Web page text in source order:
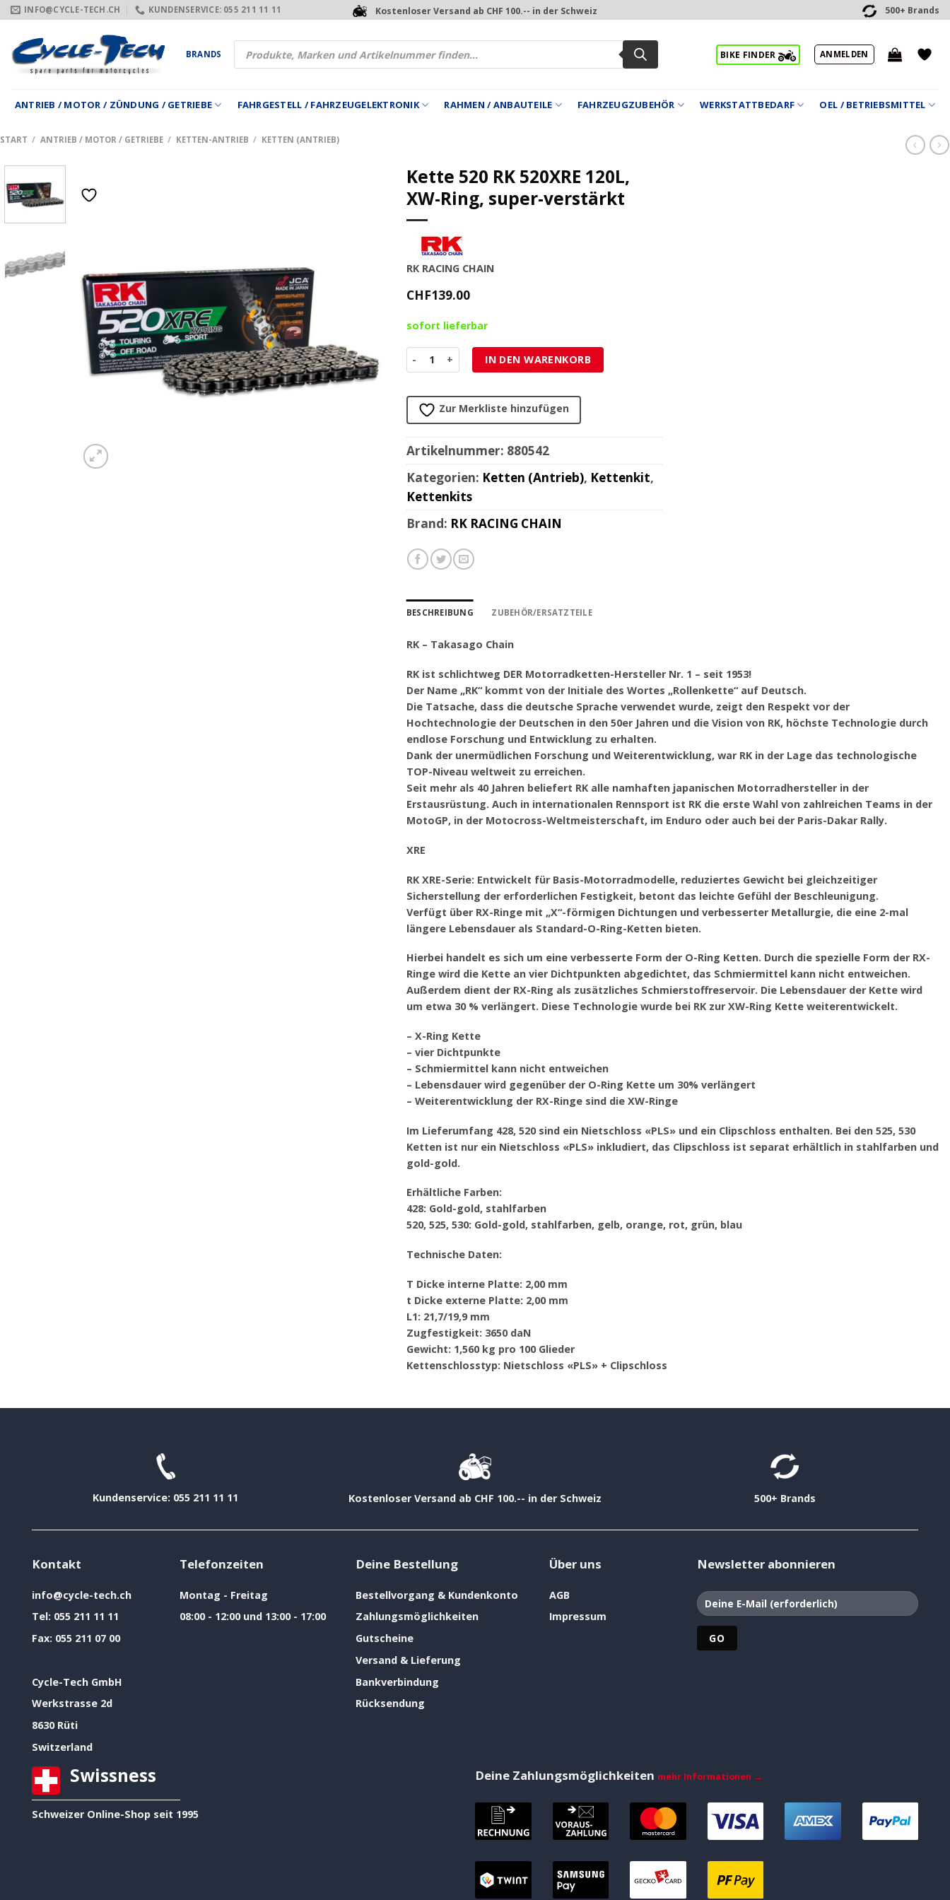
Zum
Inhalt
springen
INFO@CYCLE-TECH.CH KUNDENSERVICE: 055 211 11 11 Kostenloser Versand ab CHF 100.-- in der Schweiz 500+ Brands
BRANDS
Products
search
BIKE FINDER ANMELDEN
ANTRIEB / MOTOR / ZÜNDUNG / GETRIEBE FAHRGESTELL / FAHRZEUGELEKTRONIK RAHMEN / ANBAUTEILE FAHRZEUGZUBEHÖR WERKSTATTBEDARF OEL / BETRIEBSMITTEL
START / ANTRIEB / MOTOR / GETRIEBE / KETTEN-ANTRIEB / KETTEN (ANTRIEB)
Kette 520 RK 520XRE 120L,
XW-Ring, super-verstärkt
RK RACING CHAIN
CHF139.00
sofort lieferbar
Kette 520 RK 520XRE 120L, XW-Ring, super-verstärkt Menge
IN DEN WARENKORB
Zur Merkliste hinzufügen
Artikelnummer: 880542
Kategorien: Ketten (Antrieb), Kettenkit,
Kettenkits
Brand: RK RACING CHAIN
BESCHREIBUNG ZUBEHÖR/ERSATZTEILE
RK – Takasago Chain
RK ist schlichtweg DER Motorradketten-Hersteller Nr. 1 – seit 1953!
Der Name „RK“ kommt von der Initiale des Wortes „Rollenkette“ auf Deutsch.
Die Tatsache, dass die deutsche Sprache verwendet wurde, zeigt den Respekt vor der
Hochtechnologie der Deutschen in den 50er Jahren und die Vision von RK, höchste Technologie durch
endlose Forschung und Entwicklung zu erhalten.
Dank der unermüdlichen Forschung und Weiterentwicklung, war RK in der Lage das technologische
TOP-Niveau weltweit zu erreichen.
Seit mehr als 40 Jahren beliefert RK alle namhaften japanischen Motorradhersteller in der
Erstausrüstung. Auch in internationalen Rennsport ist RK die erste Wahl von zahlreichen Teams in der
MotoGP, in der Motocross-Weltmeisterschaft, im Enduro oder auch bei der Paris-Dakar Rally.
XRE
RK XRE-Serie: Entwickelt für Basis-Motorradmodelle, reduziertes Gewicht bei gleichzeitiger
Sicherstellung der erforderlichen Festigkeit, betont das leichte Gefühl der Beschleunigung.
Verfügt über RX-Ringe mit „X“-förmigen Dichtungen und verbesserter Metallurgie, die eine 2-mal
längere Lebensdauer als Standard-O-Ring-Ketten bieten.
Hierbei handelt es sich um eine verbesserte Form der O-Ring Ketten. Durch die spezielle Form der RX-
Ringe wird die Kette an vier Dichtpunkten abgedichtet, das Schmiermittel kann nicht entweichen.
Außerdem dient der RX-Ring als zusätzliches Schmierstoffreservoir. Die Lebensdauer der Kette wird
um etwa 30 % verlängert. Diese Technologie wurde bei RK zur XW-Ring Kette weiterentwickelt.
– X-Ring Kette
– vier Dichtpunkte
– Schmiermittel kann nicht entweichen
– Lebensdauer wird gegenüber der O-Ring Kette um 30% verlängert
– Weiterentwicklung der RX-Ringe sind die XW-Ringe
Im Lieferumfang 428, 520 sind ein Nietschloss «PLS» und ein Clipschloss enthalten. Bei den 525, 530
Ketten ist nur ein Nietschloss «PLS» inkludiert, das Clipschloss ist separat erhältlich in stahlfarben und
gold-gold.
Erhältliche Farben:
428: Gold-gold, stahlfarben
520, 525, 530: Gold-gold, stahlfarben, gelb, orange, rot, grün, blau
Technische Daten:
T Dicke interne Platte: 2,00 mm
t Dicke externe Platte: 2,00 mm
L1: 21,7/19,9 mm
Zugfestigkeit: 3650 daN
Gewicht: 1,560 kg pro 100 Glieder
Kettenschlosstyp: Nietschloss «PLS» + Clipschloss
Kundenservice: 055 211 11 11 Kostenloser Versand ab CHF 100.-- in der Schweiz 500+ Brands
Kontakt
info@cycle-tech.ch
Tel: 055 211 11 11
Fax: 055 211 07 00
Cycle-Tech GmbH
Werkstrasse 2d
8630 Rüti
Switzerland
Telefonzeiten
Montag - Freitag
08:00 - 12:00 und 13:00 - 17:00
Deine Bestellung
Bestellvorgang & Kundenkonto
Zahlungsmöglichkeiten
Gutscheine
Versand & Lieferung
Bankverbindung
Rücksendung
Über uns
AGB
Impressum
Newsletter abonnieren
Swissness
Schweizer Online-Shop seit 1995
Deine Zahlungsmöglichkeiten mehr Informationen →